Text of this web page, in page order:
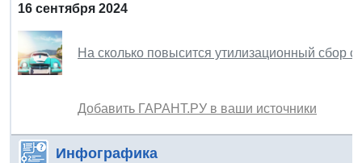
16 сентября 2024
На сколько повысится утилизационный сбор с
Добавить ГАРАНТ.РУ в ваши источники
Инфографика